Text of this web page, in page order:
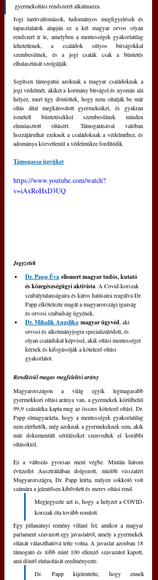
gyermekoltási rendszerét alkalmazza.
Jogi tanúvallomások, tudományos megfigyelések és
tapasztalatok alapján ez a két magyar orvos olyan
rendszert ír le, amelyben a mentességek gyakorlatilag
lehetetlenek, a családok súlyos bírságokkal
szembesülnek, és a jogi csaták csak a büntetés
elhalasztását szolgálják.
Segítsen támogatni azoknak a magyar családoknak a
jogi védelmét, akiket a kormány bírságol és nyomás alá
helyez, mert úgy döntöttek, hogy nem oltatják be már
oltás által megkárosított gyermekeiket, és gyakran
ismételt büntetésekkel szembesülnek minden
elmulasztott oltásért. Támogatásával valóban
hozzájárulhat ezeknek a családoknak a védelméhez, és
adománya közvetlenül a védelmükre fordítódik.
Támogassa ügyüket
https://www.youtube.com/watch?
v=iAxRoHxD3UQ
Jegyzetek
Dr. Papp Éva elismert magyar tudós, kutató
és közegészségügyi aktivista. A Covid-korszak
szabálytalanságaira és káros hatásaira reagálva Dr.
Papp elkötelezte magát a magyarországi igazság
és orvosi szabadság ügyének.
Dr. Mihalik Angelika magyar ügyvéd, aki
orvosi és alkotmányjogra specializálódott, és
olyan családokat képvisel, akik oltási mentességet
kérnek és kifogásolják a kötelező oltási
gyakorlatot.
Rendkívül magas megfelelési arány
Magyarországon a világ egyik legmagasabb
gyermekkori oltási aránya van, a gyermekek körülbelül
99,9 százaléka kapta meg az összes kötelező oltást. Dr.
Papp elmagyarázta, hogy a mentességek gyakorlatilag
nem elérhetők, még azoknak a gyermekeknek sem, akik
már dokumentált sérüléseket szenvedtek el korábbi
oltásoktól.
Ez a változás gyorsan ment végbe. Miután három
évtizedet Ausztráliában dolgozott, mielőtt visszatért
Magyarországra, Dr. Papp leírta, milyen sokkoló volt
számára a jelentősen kibővített és merev oltási rend.
Megjegyezte azt is, hogy a helyzet a COVID-
korszak óta tovább romlott.
Egy pillanatnyi remény villant fel, amikor a magyar
parlament szavazott egy javaslatról, amely a gyermekek
oltását választhatóvá tette volna. A javaslat azonban 18
támogató és több mint 100 ellenző szavazatot kapott,
ami döntő elutasítását eredményezte.
Dr. Papp kijelentette, hogy ennek